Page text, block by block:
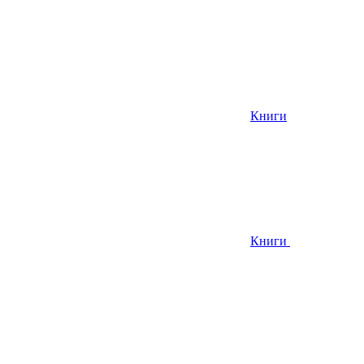
Книги
Книги